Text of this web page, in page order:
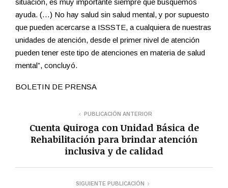
situación, es muy importante siempre que busquemos
ayuda. (…) No hay salud sin salud mental, y por supuesto
que pueden acercarse a ISSSTE, a cualquiera de nuestras
unidades de atención, desde el primer nivel de atención
pueden tener este tipo de atenciones en materia de salud
mental”, concluyó.
BOLETIN DE PRENSA
PUBLICACIÓN ANTERIOR
Cuenta Quiroga con Unidad Básica de
Rehabilitación para brindar atención
inclusiva y de calidad
SIGUIENTE PUBLICACIÓN